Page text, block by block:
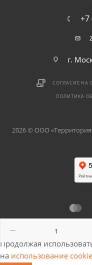
+7
г.
СОГЛАСИЕ НА
ПОЛИТИКА
2026 © ООО
Продолжая
на использование cookie